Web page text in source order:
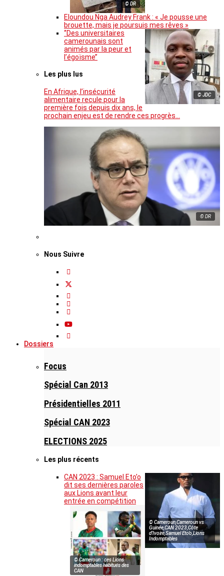
© DR
Eloundou Nga Audrey Frank : « Je pousse une
brouette, mais je poursuis mes rêves »
© JDC
‘’Des universitaires
camerounais sont
animés par la peur et
l’égoïsme’’
Les plus lus
En Afrique, l’insécurité
alimentaire recule pour la
première fois depuis dix ans, le
prochain enjeu est de rendre ces progrès…
© DR
Nous Suivre
Dossiers
Focus
Spécial Can 2013
Présidentielles 2011
Spécial CAN 2023
ELECTIONS 2025
Les plus récents
© Cameroun,Cameroun vs
Guinée,CAN 2023,Côte
d’Ivoire,Samuel Eto’o,Lions
Indomptables
CAN 2023 : Samuel Eto’o
dit ses dernières paroles
aux Lions avant leur
entrée en compétition
© Cameroun : ces Lions
indomptables habitués des
CAN